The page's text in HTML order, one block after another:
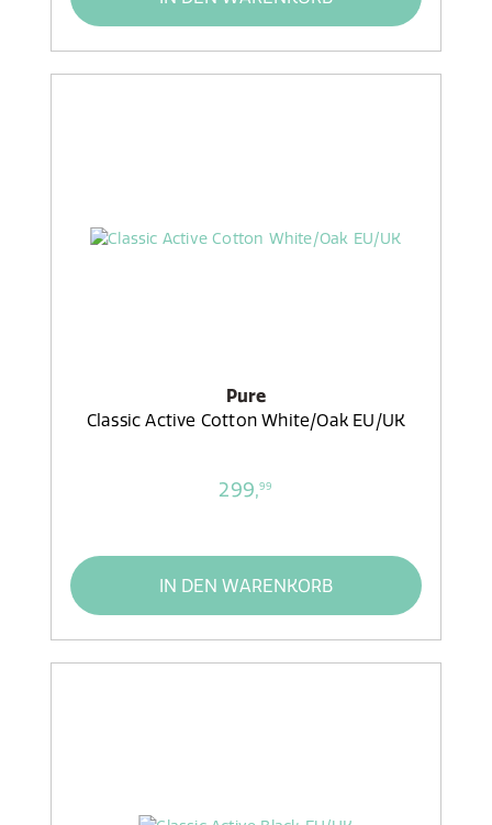
Pure
Classic Active Cotton White/Oak EU/UK
299,99
IN DEN WARENKORB